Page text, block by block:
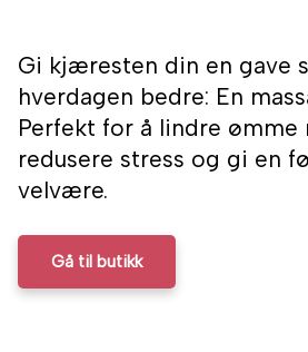
Gi kjæresten din en gave
hverdagen bedre: En
Perfekt for å lindre ømme
redusere stress og gi en
velvære.
Gå til butikk